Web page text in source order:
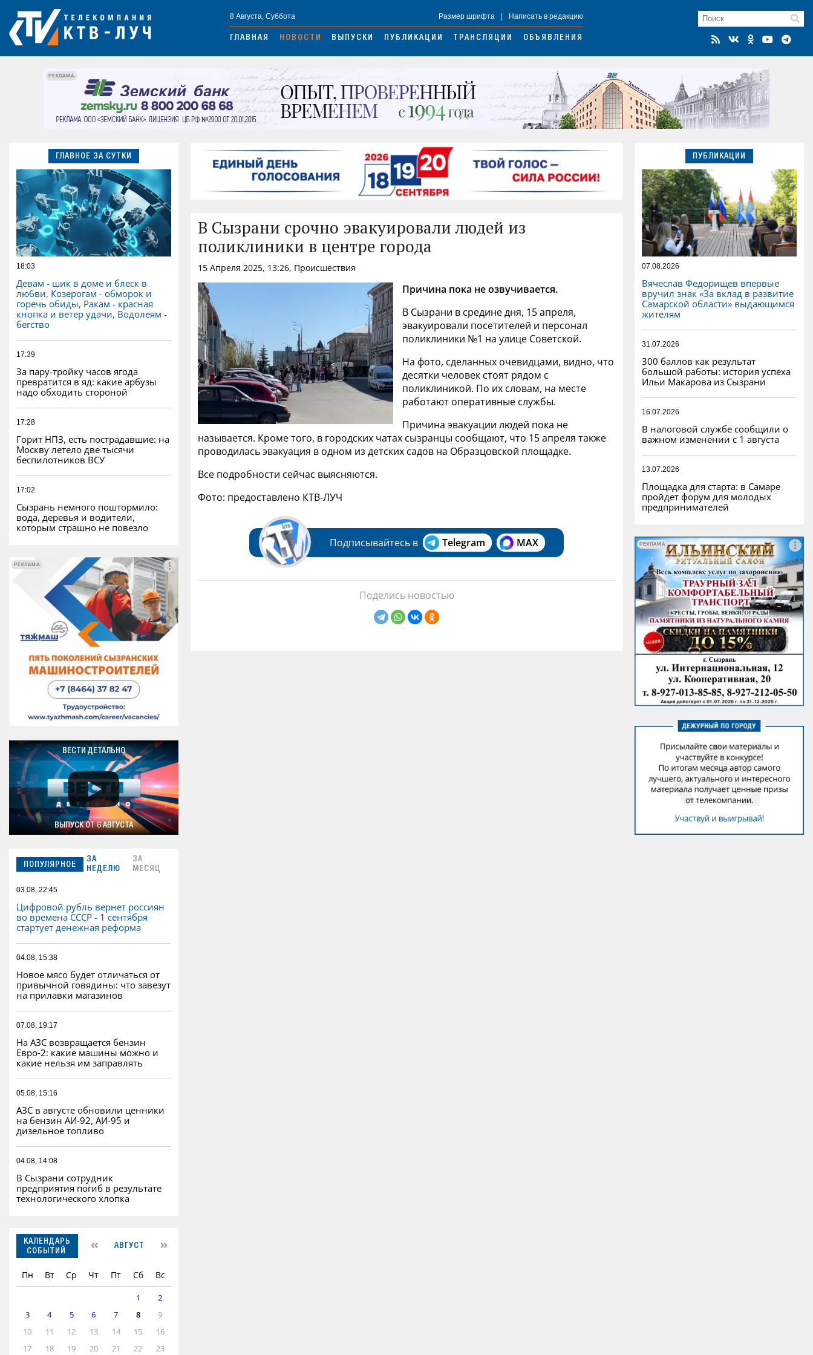
8 Августа, Суббота Размер шрифта Написать в редакцию
ГЛАВНАЯ НОВОСТИ ВЫПУСКИ ПУБЛИКАЦИИ ТРАНСЛЯЦИИ ОБЪЯВЛЕНИЯ
РЕКЛАМА
ГЛАВНОЕ ЗА СУТКИ
18:03
Девам - шик в доме и блеск в
любви, Козерогам - обморок и
горечь обиды, Ракам - красная
кнопка и ветер удачи, Водолеям -
бегство
17:39
За пару-тройку часов ягода
превратится в яд: какие арбузы
надо обходить стороной
17:28
Горит НПЗ, есть пострадавшие: на
Москву летело две тысячи
беспилотников ВСУ
17:02
Сызрань немного поштормило:
вода, деревья и водители,
которым страшно не повезло
РЕКЛАМА РЕКЛАМА
ВЕСТИ ДЕТАЛЬНО
ВЫПУСК ОТ 6 АВГУСТА
ПОПУЛЯРНОЕ
ЗА
НЕДЕЛЮ
ЗА
МЕСЯЦ
03.08, 22:45
Цифровой рубль вернет россиян
во времена СССР - 1 сентября
стартует денежная реформа
04.08, 15:38
Новое мясо будет отличаться от
привычной говядины: что завезут
на прилавки магазинов
07.08, 19:17
На АЗС возвращается бензин
Евро‑2: какие машины можно и
какие нельзя им заправлять
05.08, 15:16
АЗС в августе обновили ценники
на бензин АИ-92, АИ-95 и
дизельное топливо
04.08, 14:08
В Сызрани сотрудник
предприятия погиб в результате
технологического хлопка
КАЛЕНДАРЬ
СОБЫТИЙ
АВГУСТ
Пн Вт Ср Чт Пт Сб Вс
1
2
3
4 5 6 7 8
9
10
11 12 13 14 15
16
17
18 19 20 21 22 23
В Сызрани срочно эвакуировали людей из
поликлиники в центре города
15 Апреля 2025, 13:26, Происшествия
Причина пока не озвучивается.
В Сызрани в средине дня, 15 апреля,
эвакуировали посетителей и персонал
поликлиники №1 на улице Советской.
На фото, сделанных очевидцами, видно, что
десятки человек стоят рядом с
поликлиникой. По их словам, на месте
работают оперативные службы.
Причина эвакуации людей пока не
называется. Кроме того, в городских чатах сызранцы сообщают, что 15 апреля также
проводилась эвакуация в одном из детских садов на Образцовской площадке.
Все подробности сейчас выясняются.
Фото: предоставлено КТВ-ЛУЧ
Подписывайтесь в Telegram MAX
Поделись новостью
ПУБЛИКАЦИИ
07.08.2026
Вячеслав Федорищев впервые
вручил знак «За вклад в развитие
Самарской области» выдающимся
жителям
31.07.2026
300 баллов как результат
большой работы: история успеха
Ильи Макарова из Сызрани
16.07.2026
В налоговой службе сообщили о
важном изменении с 1 августа
13.07.2026
Площадка для старта: в Самаре
пройдет форум для молодых
предпринимателей
РЕКЛАМА